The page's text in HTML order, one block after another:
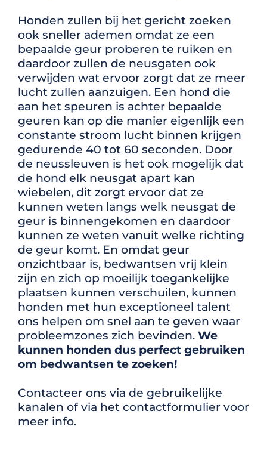
Honden zullen bij het gericht zoeken
ook sneller ademen omdat ze een
bepaalde geur proberen te ruiken en
daardoor zullen de neusgaten ook
verwijden wat ervoor zorgt dat ze meer
lucht zullen aanzuigen. Een hond die
aan het speuren is achter bepaalde
geuren kan op die manier eigenlijk een
constante stroom lucht binnen krijgen
gedurende 40 tot 60 seconden. Door
de neussleuven is het ook mogelijk dat
de hond elk neusgat apart kan
wiebelen, dit zorgt ervoor dat ze
kunnen weten langs welk neusgat de
geur is binnengekomen en daardoor
kunnen ze weten vanuit welke richting
de geur komt. En omdat geur
onzichtbaar is, bedwantsen vrij klein
zijn en zich op moeilijk toegankelijke
plaatsen kunnen verschuilen, kunnen
honden met hun exceptioneel talent
ons helpen om snel aan te geven waar
probleemzones zich bevinden. We
kunnen honden dus perfect gebruiken
om bedwantsen te zoeken!
Contacteer ons via de gebruikelijke
kanalen of via het contactformulier voor
meer info.